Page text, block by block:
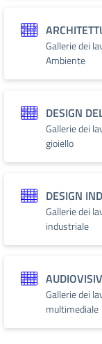
Gallerie dei
Ambiente
DESIGN
Gallerie dei
gioiello
DESIGN
Gallerie dei
industriale
Gallerie dei
multimediale